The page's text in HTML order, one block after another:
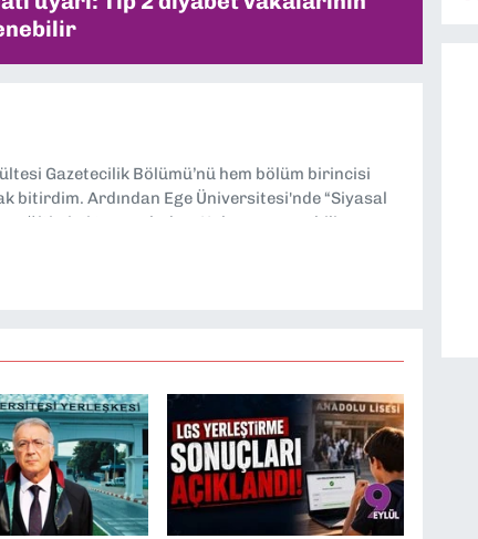
Gazetecilik Bölümü’nü hem bölüm birincisi
bitirdim. Ardından Ege Üniversitesi'nde “Siyasal
eğitimimi tamamladım. Halen aynı anabilim
almaktayım. Hak odaklı haberciliğe dair